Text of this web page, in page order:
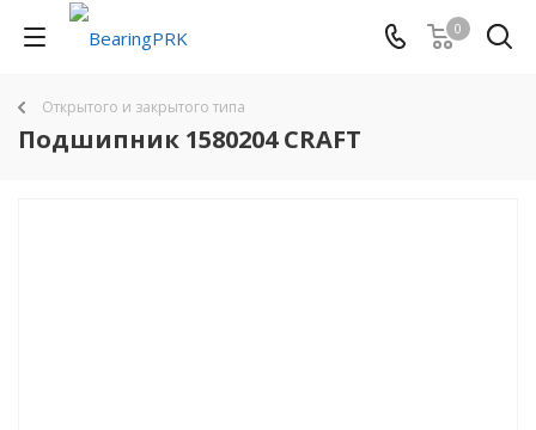
0
Открытого и закрытого типа
Подшипник 1580204 CRAFT